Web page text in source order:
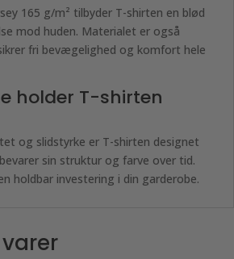
165 g/m² tilbyder T-shirten en blød
mod huden. Materialet er også
fri bevægelighed og komfort hele
holder T-shirten
og slidstyrke er T-shirten designet
sin struktur og farve over tid.
holdbar investering i din garderobe.